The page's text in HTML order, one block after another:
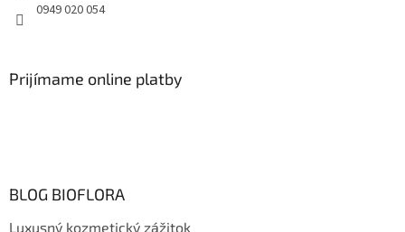
0949 020 054
Prijímame online platby
BLOG BIOFLORA
Luxusný kozmetický zážitok